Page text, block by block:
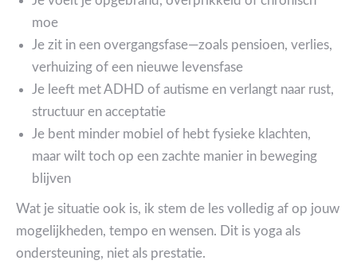
moe
Je zit in een overgangsfase—zoals pensioen, verlies,
verhuizing of een nieuwe levensfase
Je leeft met ADHD of autisme en verlangt naar rust,
structuur en acceptatie
Je bent minder mobiel of hebt fysieke klachten,
maar wilt toch op een zachte manier in beweging
blijven
Wat je situatie ook is, ik stem de les volledig af op jouw
mogelijkheden, tempo en wensen. Dit is yoga als
ondersteuning, niet als prestatie.